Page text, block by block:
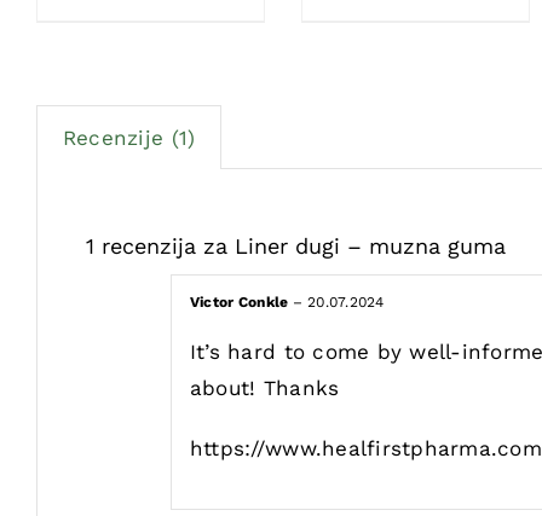
Recenzije (1)
1 recenzija za Liner dugi – muzna guma
Victor Conkle – 20.07.2024
It’s hard to come by well-
about! Thanks
https://